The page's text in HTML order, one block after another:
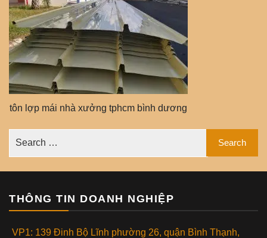
tôn lợp mái nhà xưởng tphcm bình dương
THÔNG TIN DOANH NGHIỆP
VP1: 139 Đinh Bộ Lĩnh phường 26, quận Bình Thạnh,